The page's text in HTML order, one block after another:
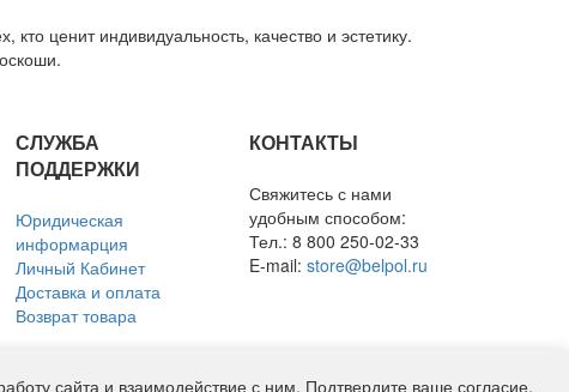
ценит индивидуальность, качество и эстетику.
СЛУЖБА
ПОДДЕРЖКИ
Юридическая
информарция
Личный Кабинет
Доставка и оплата
Возврат товара
КОНТАКТЫ
Свяжитесь с нами
удобным способом:
Тел.: 8 800 250-02-33
E-mail: store@belpol.ru
сайта и взаимодействие с ним. Подтвердите ваше согласие,